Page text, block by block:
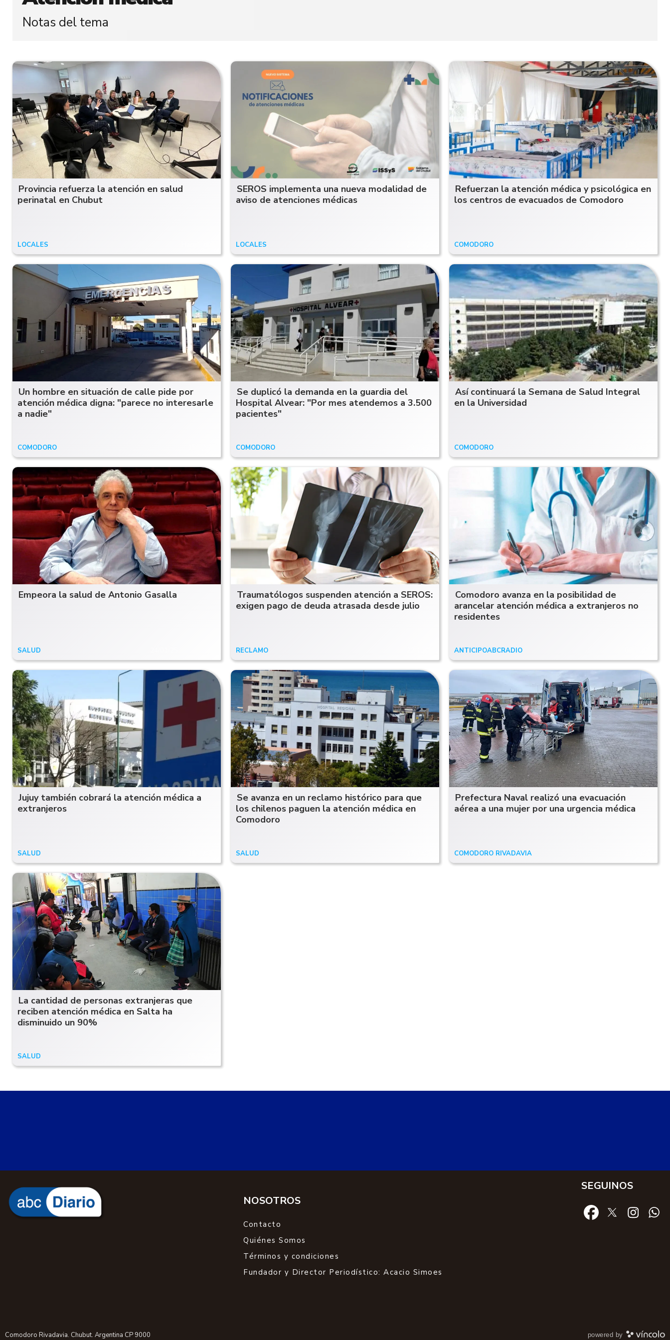
Notas del tema
Provincia refuerza la atención en salud
perinatal en Chubut
LOCALES
SEROS implementa una nueva modalidad de
aviso de atenciones médicas
LOCALES
Refuerzan la atención médica y psicológica en
los centros de evacuados de Comodoro
COMODORO
Un hombre en situación de calle pide por
atención médica digna: "parece no interesarle
a nadie"
COMODORO
Se duplicó la demanda en la guardia del
Hospital Alvear: "Por mes atendemos a 3.500
pacientes"
COMODORO
Así continuará la Semana de Salud Integral
en la Universidad
COMODORO
Empeora la salud de Antonio Gasalla
SALUD
Traumatólogos suspenden atención a SEROS:
exigen pago de deuda atrasada desde julio
RECLAMO
Comodoro avanza en la posibilidad de
arancelar atención médica a extranjeros no
residentes
ANTICIPOABCRADIO
Jujuy también cobrará la atención médica a
extranjeros
SALUD
Se avanza en un reclamo histórico para que
los chilenos paguen la atención médica en
Comodoro
SALUD
Prefectura Naval realizó una evacuación
aérea a una mujer por una urgencia médica
COMODORO RIVADAVIA
La cantidad de personas extranjeras que
reciben atención médica en Salta ha
disminuido un 90%
SALUD
NOSOTROS
Contacto
Quiénes Somos
Términos y condiciones
Fundador y Director Periodístico: Acacio Simoes
SEGUINOS
Comodoro Rivadavia. Chubut. Argentina CP 9000 powered by